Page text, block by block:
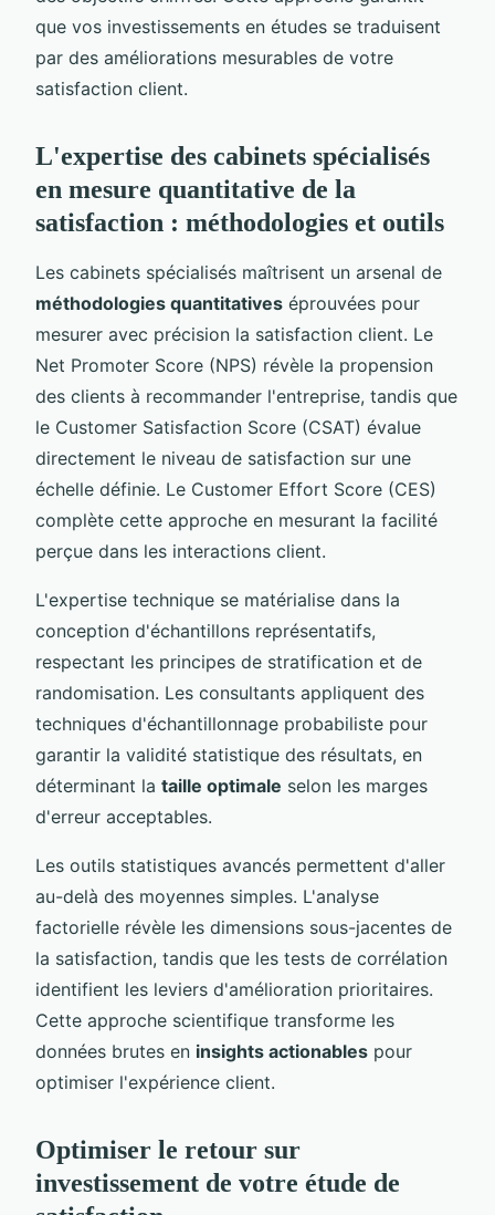
que vos investissements en études se traduisent
par des améliorations mesurables de votre
satisfaction client.
L'expertise des cabinets spécialisés
en mesure quantitative de la
satisfaction : méthodologies et outils
Les cabinets spécialisés maîtrisent un arsenal de
méthodologies quantitatives éprouvées pour
mesurer avec précision la satisfaction client. Le
Net Promoter Score (NPS) révèle la propension
des clients à recommander l'entreprise, tandis que
le Customer Satisfaction Score (CSAT) évalue
directement le niveau de satisfaction sur une
échelle définie. Le Customer Effort Score (CES)
complète cette approche en mesurant la facilité
perçue dans les interactions client.
L'expertise technique se matérialise dans la
conception d'échantillons représentatifs,
respectant les principes de stratification et de
randomisation. Les consultants appliquent des
techniques d'échantillonnage probabiliste pour
garantir la validité statistique des résultats, en
déterminant la taille optimale selon les marges
d'erreur acceptables.
Les outils statistiques avancés permettent d'aller
au-delà des moyennes simples. L'analyse
factorielle révèle les dimensions sous-jacentes de
la satisfaction, tandis que les tests de corrélation
identifient les leviers d'amélioration prioritaires.
Cette approche scientifique transforme les
données brutes en insights actionables pour
optimiser l'expérience client.
Optimiser le retour sur
investissement de votre étude de